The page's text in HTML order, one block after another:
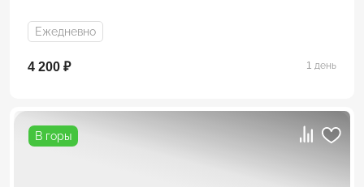
Ежедневно
4 200 ₽ 1 день
В горы